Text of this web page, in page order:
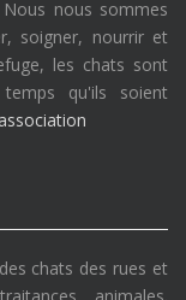
nous sommes
soigner, nourrir et
les chats sont
qu'ils soient
chats des rues et